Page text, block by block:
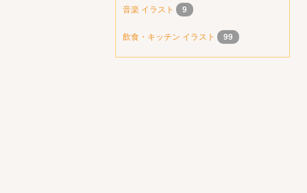
音楽 イラスト 9
飲食・キッチン イラスト 99